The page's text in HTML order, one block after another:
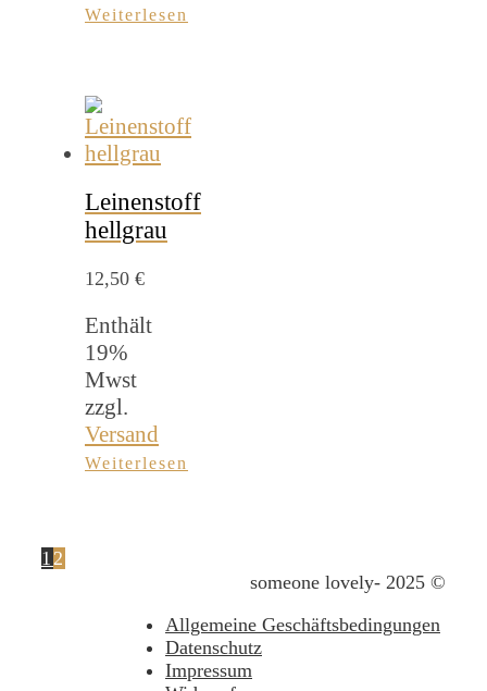
Weiterlesen
Leinenstoff
hellgrau
12,50 €
Enthält
19%
Mwst
zzgl.
Versand
Weiterlesen
1 2
someone lovely- 2025 ©
Allgemeine Geschäftsbedingungen
Datenschutz
Impressum